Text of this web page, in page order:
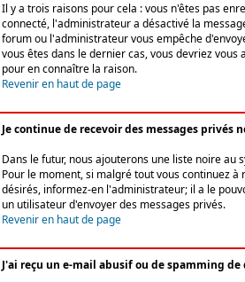
Il y a trois raisons pour cela : vous n'êtes pas
connecté, l'administrateur a désactivé la
forum ou l'administrateur vous empêche
vous êtes dans le dernier cas, vous devriez
pour en connaître la raison.
Revenir en haut de page
Je continue de recevoir des messages privés
Dans le futur, nous ajouterons une liste noire au
Pour le moment, si malgré tout vous continuez à
désirés, informez-en l'administrateur; il a le
un utilisateur d'envoyer des messages privés.
Revenir en haut de page
J'ai reçu un e-mail abusif ou de spamming